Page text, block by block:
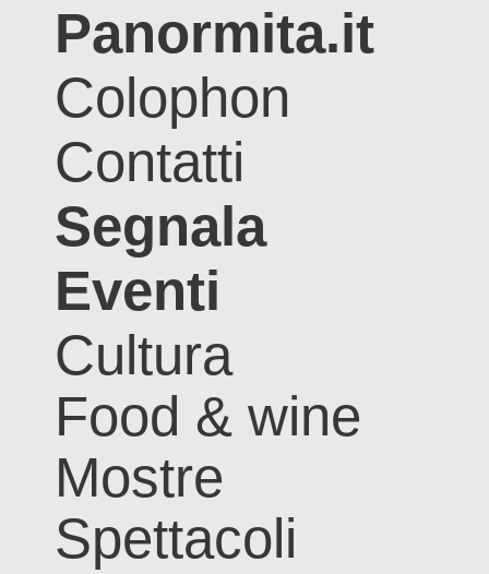
Panormita.it
Colophon
Contatti
Segnala
Eventi
Cultura
Food & wine
Mostre
Spettacoli